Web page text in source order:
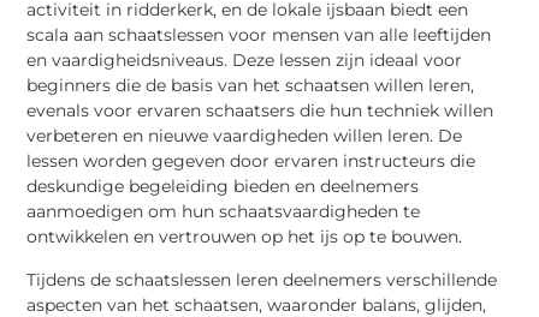
activiteit in ridderkerk, en de lokale ijsbaan biedt een
scala aan schaatslessen voor mensen van alle leeftijden
en vaardigheidsniveaus. Deze lessen zijn ideaal voor
beginners die de basis van het schaatsen willen leren,
evenals voor ervaren schaatsers die hun techniek willen
verbeteren en nieuwe vaardigheden willen leren. De
lessen worden gegeven door ervaren instructeurs die
deskundige begeleiding bieden en deelnemers
aanmoedigen om hun schaatsvaardigheden te
ontwikkelen en vertrouwen op het ijs op te bouwen.
Tijdens de schaatslessen leren deelnemers verschillende
aspecten van het schaatsen, waaronder balans, glijden,